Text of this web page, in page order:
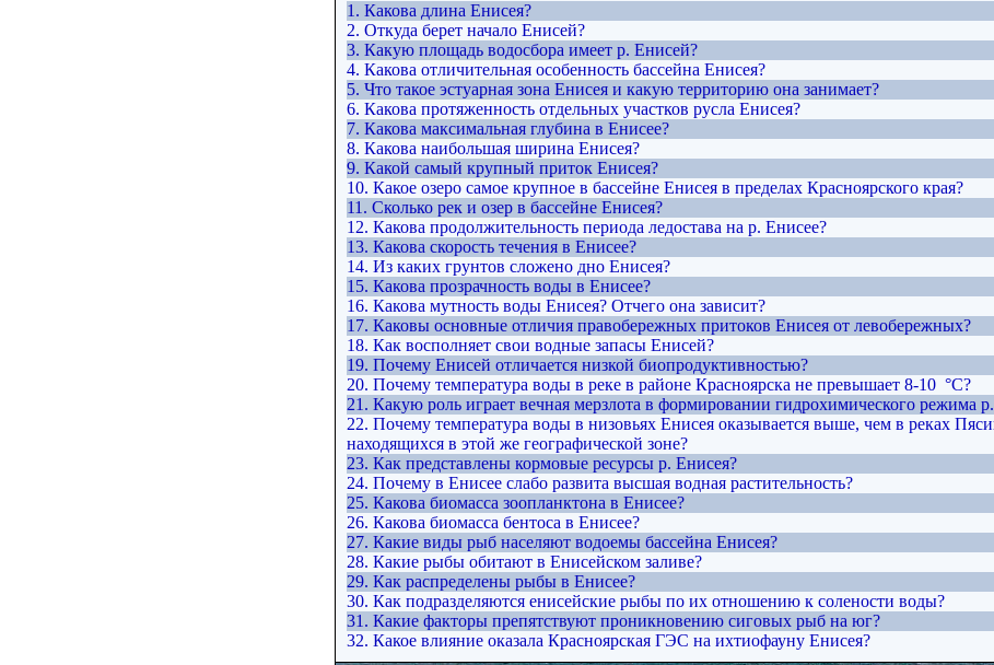
1. Какова длина Енисея?
2. Откуда берет начало Енисей?
3. Какую площадь водосбора имеет р. Енисей?
4. Какова отличительная особенность бассейна Енисея?
5. Что такое эстуарная зона Енисея и какую территорию она занимает?
6. Какова протяженность отдельных участков русла Енисея?
7. Какова максимальная глубина в Енисее?
8. Какова наибольшая ширина Енисея?
9. Какой самый крупный приток Енисея?
10. Какое озеро самое крупное в бассейне Енисея в пределах Красноярского края?
11. Сколько рек и озер в бассейне Енисея?
12. Какова продолжительность периода ледостава на р. Енисее?
13. Какова скорость течения в Енисее?
14. Из каких грунтов сложено дно Енисея?
15. Какова прозрачность воды в Енисее?
16. Какова мутность воды Енисея? Отчего она зависит?
17. Каковы основные отличия правобережных притоков Енисея от левобережных?
18. Как восполняет свои водные запасы Енисей?
19. Почему Енисей отличается низкой биопродуктивностью?
20. Почему температура воды в реке в районе Красноярска не превышает 8-10 °C?
21. Какую роль играет вечная мерзлота в формировании гидрохимического режима
22. Почему температура воды в низовьях Енисея оказывается выше, чем в реках
находящихся в этой же географической зоне?
23. Как представлены кормовые ресурсы р. Енисея?
24. Почему в Енисее слабо развита высшая водная растительность?
25. Какова биомасса зоопланктона в Енисее?
26. Какова биомасса бентоса в Енисее?
27. Какие виды рыб населяют водоемы бассейна Енисея?
28. Какие рыбы обитают в Енисейском заливе?
29. Как распределены рыбы в Енисее?
30. Как подразделяются енисейские рыбы по их отношению к солености воды?
31. Какие факторы препятствуют проникновению сиговых рыб на юг?
32. Какое влияние оказала Красноярская ГЭС на ихтиофауну Енисея?